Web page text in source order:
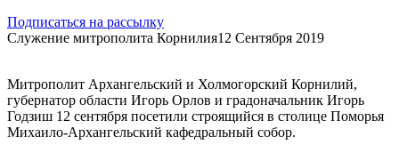
Подписаться на рассылку
Служение митрополита Корнилия12 Сентября 2019
Митрополит Архангельский и Холмогорский Корнилий,
губернатор области Игорь Орлов и градоначальник Игорь
Годзиш 12 сентября посетили строящийся в столице Поморья
Михаило-Архангельский кафедральный собор.